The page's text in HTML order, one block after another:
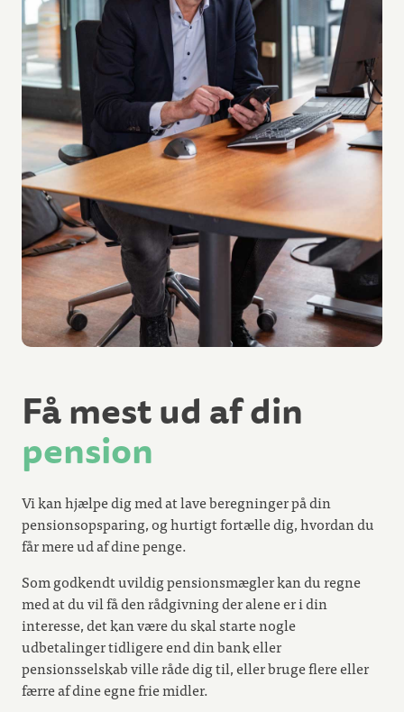
Få mest ud af din
pension
Vi kan hjælpe dig med at lave beregninger på din
pensionsopsparing, og hurtigt fortælle dig, hvordan du
får mere ud af dine penge.
Som godkendt uvildig pensionsmægler kan du regne
med at du vil få den rådgivning der alene er i din
interesse, det kan være du skal starte nogle
udbetalinger tidligere end din bank eller
pensionsselskab ville råde dig til, eller bruge flere eller
færre af dine egne frie midler.